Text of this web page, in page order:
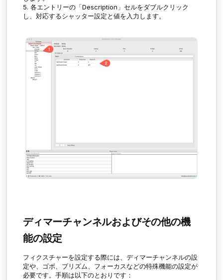
5. 各エントリーの「Description 」セルをダブルクリック
し、対応するシャッター設定と値を入力します。
ディマーチャンネルおよびその他の機
能の設定
フィクスチャーを設定する際には、ディマーチャンネルの設
定や、ゴボ、プリズム、フォーカスなどの特殊機能の設定が
必要です。手順は以下のとおりです：